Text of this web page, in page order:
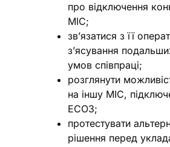
про відключення
МІС;
зв’язатися з її
з’ясування
умов співпраці;
розглянути
на іншу МІС,
ЕСОЗ;
протестувати
рішення перед